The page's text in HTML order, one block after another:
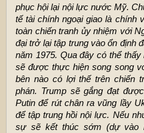
phục hội lại nội lực nước Mỹ.
tế tài chính ngoại giao là chính
toàn chiến tranh ủy nhiệm với
đại trở lại tập trung vào ổn định
năm 1975. Qua đây có thể
sẽ được thực hiện song song
bên nào có lợi thế trên chiến
phán. Trump sẽ gắng đạt
Putin để rút chân ra vũng lầy
để tập trung hồi nội lực. Nếu
sự sẽ kết thúc sớm (dự vào